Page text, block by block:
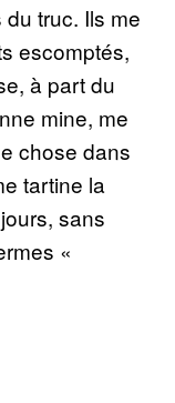
truc. Ils me
escomptés,
à part du
mine, me
chose dans
tartine la
sans
«